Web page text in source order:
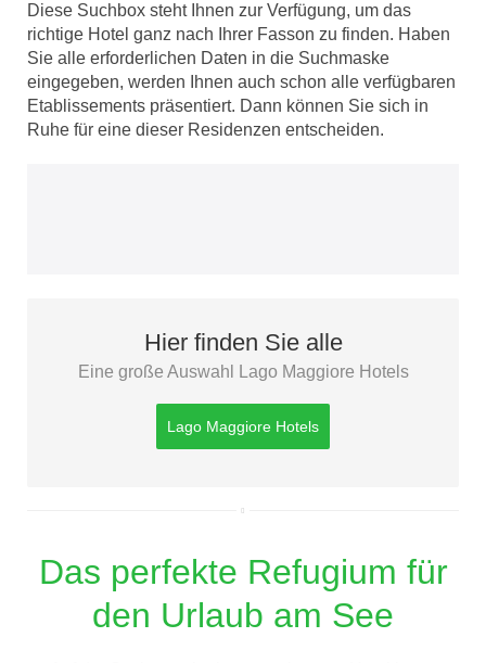
Diese Suchbox steht Ihnen zur Verfügung, um das
richtige Hotel ganz nach Ihrer Fasson zu finden. Haben
Sie alle erforderlichen Daten in die Suchmaske
eingegeben, werden Ihnen auch schon alle verfügbaren
Etablissements präsentiert. Dann können Sie sich in
Ruhe für eine dieser Residenzen entscheiden.
Hier finden Sie alle
Eine große Auswahl Lago Maggiore Hotels
Lago Maggiore Hotels
Das perfekte Refugium für
den Urlaub am See